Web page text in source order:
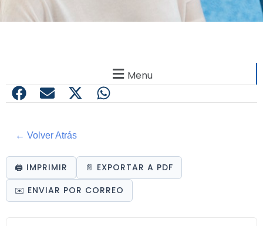
Menu
← Volver Atrás
🖨️ IMPRIMIR
📄 EXPORTAR A PDF
✉️ ENVIAR POR CORREO